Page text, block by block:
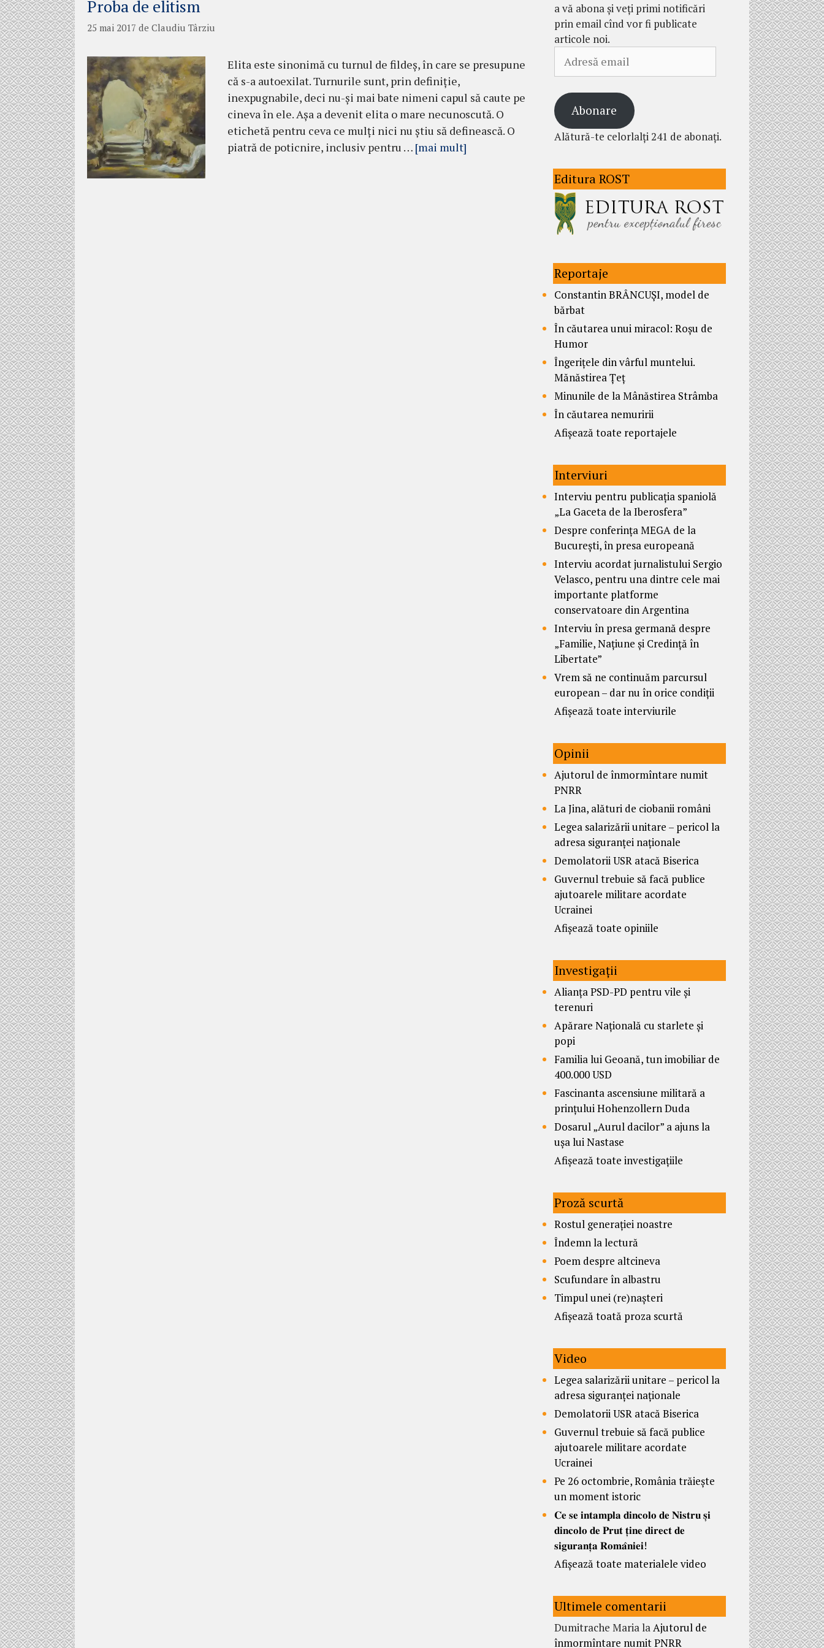
Proba de elitism
25 mai 2017 de Claudiu Târziu
Elita este sinonimă cu turnul de fildeș, în care se presupune
că s-a autoexilat. Turnurile sunt, prin definiție,
inexpugnabile, deci nu-și mai bate nimeni capul să caute pe
cineva în ele. Așa a devenit elita o mare necunoscută. O
etichetă pentru ceva ce mulți nici nu știu să definească. O
piatră de poticnire, inclusiv pentru … [mai mult]
a vă abona și veți primi notificări
prin email cînd vor fi publicate
articole noi.
email
Abonare
Alătură-te celorlalți 241 de abonați.
Editura ROST
Reportaje
Constantin BRÂNCUȘI, model de
bărbat
În căutarea unui miracol: Roșu de
Humor
Îngerițele din vârful muntelui.
Mănăstirea Țeț
Minunile de la Mânăstirea Strâmba
În căutarea nemuririi
Afișează toate reportajele
Interviuri
Interviu pentru publicația spaniolă
„La Gaceta de la Iberosfera”
Despre conferința MEGA de la
București, în presa europeană
Interviu acordat jurnalistului Sergio
Velasco, pentru una dintre cele mai
importante platforme
conservatoare din Argentina
Interviu în presa germană despre
„Familie, Națiune și Credință în
Libertate”
Vrem să ne continuăm parcursul
european – dar nu în orice condiții
Afișează toate interviurile
Opinii
Ajutorul de înmormîntare numit
PNRR
La Jina, alături de ciobanii români
Legea salarizării unitare – pericol la
adresa siguranței naționale
Demolatorii USR atacă Biserica
Guvernul trebuie să facă publice
ajutoarele militare acordate
Ucrainei
Afișează toate opiniile
Investigații
Alianța PSD-PD pentru vile și
terenuri
Apărare Națională cu starlete și
popi
Familia lui Geoană, tun imobiliar de
400.000 USD
Fascinanta ascensiune militară a
prințului Hohenzollern Duda
Dosarul „Aurul dacilor” a ajuns la
ușa lui Nastase
Afișează toate investigațiile
Proză scurtă
Rostul generației noastre
Îndemn la lectură
Poem despre altcineva
Scufundare în albastru
Timpul unei (re)nașteri
Afișează toată proza scurtă
Video
Legea salarizării unitare – pericol la
adresa siguranței naționale
Demolatorii USR atacă Biserica
Guvernul trebuie să facă publice
ajutoarele militare acordate
Ucrainei
Pe 26 octombrie, România trăiește
un moment istoric
𝐂𝐞 𝐬𝐞 𝐢𝐧𝐭𝐚𝐦𝐩𝐥𝐚 𝐝𝐢𝐧𝐜𝐨𝐥𝐨 𝐝𝐞 𝐍𝐢𝐬𝐭𝐫𝐮 𝐬̦𝐢
𝐝𝐢𝐧𝐜𝐨𝐥𝐨 𝐝𝐞 𝐏𝐫𝐮𝐭 𝐭̦𝐢𝐧𝐞 𝐝𝐢𝐫𝐞𝐜𝐭 𝐝𝐞
𝐬𝐢𝐠𝐮𝐫𝐚𝐧𝐭̦𝐚 𝐑𝐨𝐦𝐚̂𝐧𝐢𝐞𝐢!
Afișează toate materialele video
Ultimele comentarii
Dumitrache MarialaAjutorul de
înmormîntare numit PNRR